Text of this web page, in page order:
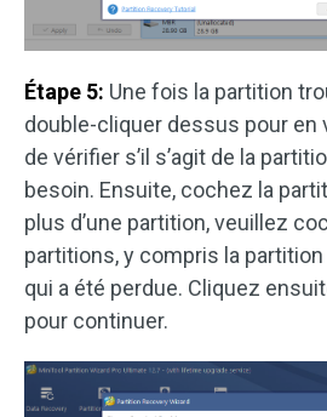
Étape 5: Une fois la partition
double-cliquer dessus pour en
de vérifier s’il s’agit de la
besoin. Ensuite, cochez la
plus d’une partition, veuillez
partitions, y compris la
qui a été perdue. Cliquez
pour continuer.